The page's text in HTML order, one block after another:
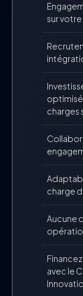
sur
charges
charge
Aucune
avec le